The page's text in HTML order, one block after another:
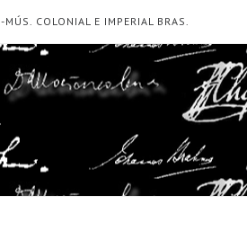
-MÚS. COLONIAL E IMPERIAL BRAS.